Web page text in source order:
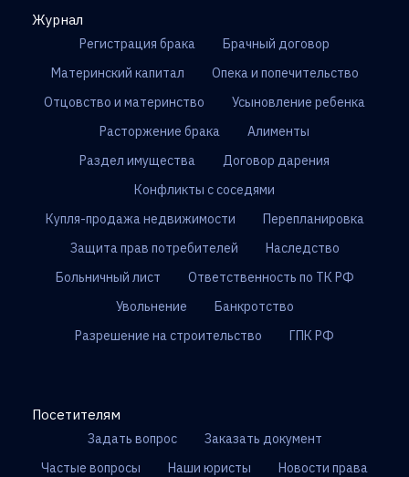
Журнал
Регистрация брака
Брачный договор
Материнский капитал
Опека и попечительство
Отцовство и материнство
Усыновление ребенка
Расторжение брака
Алименты
Раздел имущества
Договор дарения
Конфликты с соседями
Купля-продажа недвижимости
Перепланировка
Защита прав потребителей
Наследство
Больничный лист
Ответственность по ТК РФ
Увольнение
Банкротство
Разрешение на строительство
ГПК РФ
Посетителям
Задать вопрос
Заказать документ
Частые вопросы
Наши юристы
Новости права